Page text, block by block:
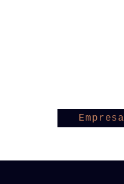
Empresa